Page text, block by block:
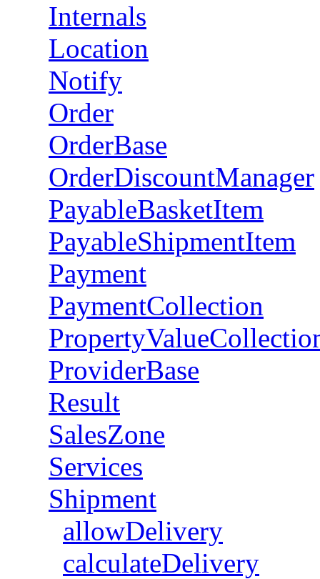
Internals
Location
Notify
Order
OrderBase
OrderDiscountManager
PayableBasketItem
PayableShipmentItem
Payment
PaymentCollection
ProviderBase
Result
SalesZone
Services
Shipment
allowDelivery
calculateDelivery